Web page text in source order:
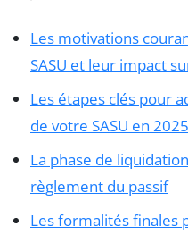
Les motivations
SASU et leur impact
Les étapes clés pour
de votre SASU en 2025
La phase de
règlement du passif
Les formalités finales